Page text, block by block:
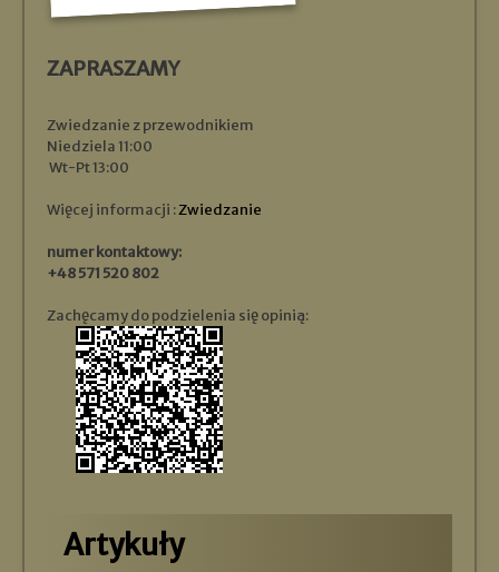
ZAPRASZAMY
Zwiedzanie z przewodnikiem
Niedziela 11:00
Wt-Pt 13:00
Więcej informacji :Zwiedzanie
numer kontaktowy:
+48 571 520 802
Zachęcamy do podzielenia się opinią:
Artykuły